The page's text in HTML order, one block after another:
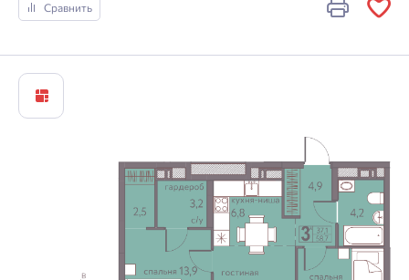
Сравнить